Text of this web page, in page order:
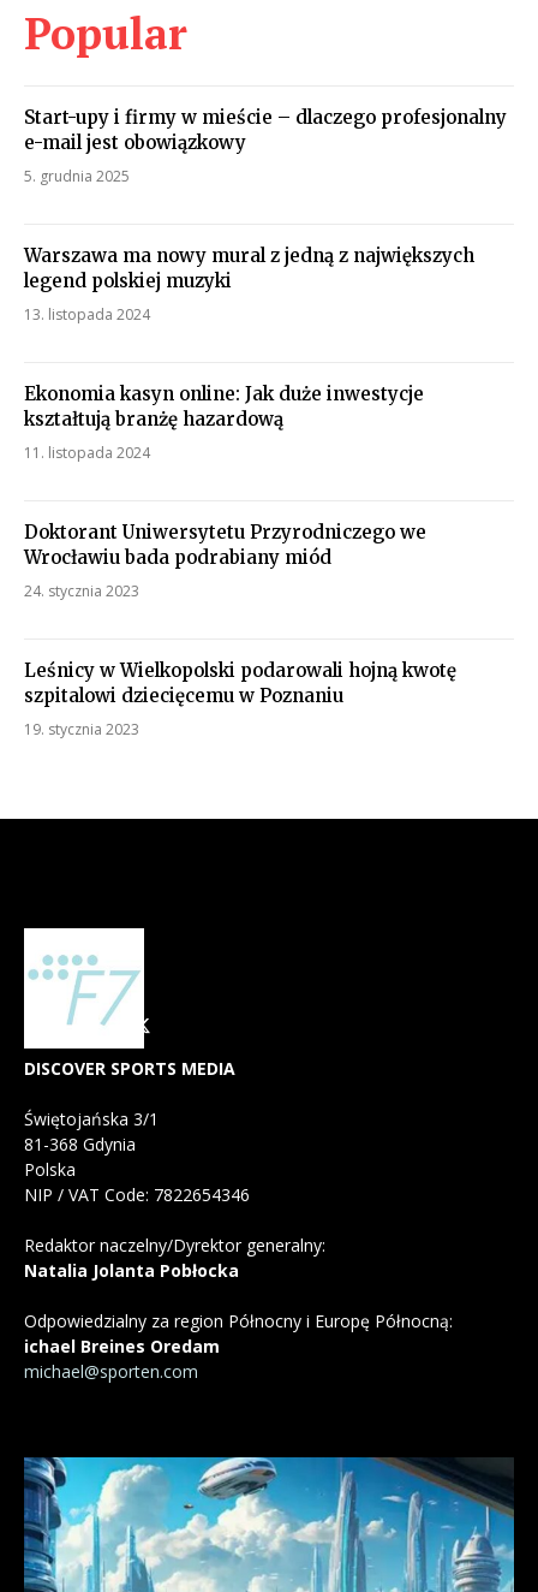
Popular
Start-upy i firmy w mieście – dlaczego profesjonalny
e-mail jest obowiązkowy
5. grudnia 2025
Warszawa ma nowy mural z jedną z największych
legend polskiej muzyki
13. listopada 2024
Ekonomia kasyn online: Jak duże inwestycje
kształtują branżę hazardową
11. listopada 2024
Doktorant Uniwersytetu Przyrodniczego we
Wrocławiu bada podrabiany miód
24. stycznia 2023
Leśnicy w Wielkopolski podarowali hojną kwotę
szpitalowi dziecięcemu w Poznaniu
19. stycznia 2023
DISCOVER SPORTS MEDIA
Świętojańska 3/1
81-368 Gdynia
Polska
NIP / VAT Code: 7822654346
Redaktor naczelny/Dyrektor generalny:
Natalia Jolanta Pobłocka
Odpowiedzialny za region Północny i Europę Północną:
ichael Breines Oredam
michael@sporten.com